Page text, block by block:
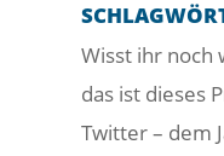
Wisst ihr noch
das ist dieses
Twitter – dem